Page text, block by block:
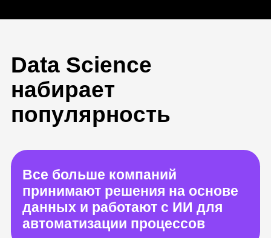
Все больше компаний
принимают решения на основе
данных и работают с ИИ для
автоматизации процессов
Специалисты по Data Science
нужны везде, где есть много
данных: в науке,
промышленности, торговле,
медицине и других сферах